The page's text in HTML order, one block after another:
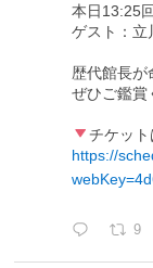
本日13:25
ゲスト：立
歴代館長が
ぜひご鑑賞
チケッ
https://
9